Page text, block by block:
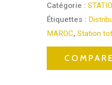
Catégorie :
Étiquettes :
MAROC,Station
COMPARE